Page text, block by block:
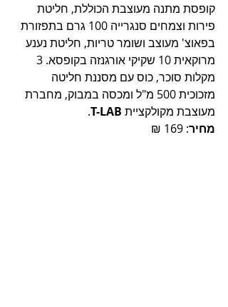
קופסת מתנה מעוצבת הכוללת, חליטת
פירות וצמחים סנגרייה 100 גרם בתפזורת
בפאוצ' מעוצב ושומר טריות, חליטת נענע
מקלות סוכר, כוס עם מסננת חליטה
מזכוכית 500 מ"ל ומכסה במבוק, מחברת
מעוצבת מקולקציית T-LAB
.
מחיר: 169 ₪